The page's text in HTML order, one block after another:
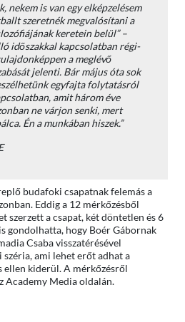
nekem is van egy elképzelésem
szeretnék megvalósítani a
keretein belül”–
időszakkal kapcsolatban régi-
a meglévő
jelenti. Bár május óta sok
egyfajta folytatásról
amit három éve
ne várjon senki, mert
Én a munkában hiszek.”
budafoki csapatnak felemás a
Eddig a 12 mérkőzésből
szerzett a csapat, két döntetlen és 6
gondolhatta, hogy Boér Gábornak
Csaba visszatérésével
ami lehet erőt adhat a
ellen kiderül. A mérkőzésről
Academy Media oldalán.